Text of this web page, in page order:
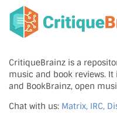
CritiqueBrainz is a
music and book reviews.
and BookBrainz, open
Chat with us: Matrix, IRC,